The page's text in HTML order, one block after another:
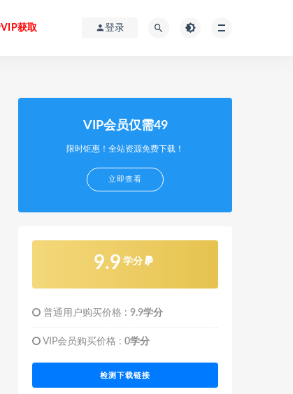
VIP获取 登录
VIP会员仅需49
限时钜惠！全站资源免费下载！
立即查看
9.9 学分
普通用户购买价格 : 9.9学分
VIP会员购买价格 : 0学分
检测下载链接